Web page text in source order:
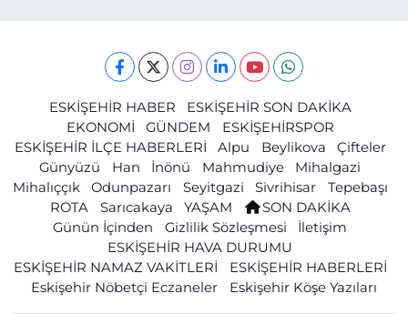
ESKİŞEHİR HABER
ESKİŞEHİR SON DAKİKA
EKONOMİ
GÜNDEM
ESKİŞEHİRSPOR
ESKİŞEHİR İLÇE HABERLERİ
Alpu Beylikova
Çifteler
Günyüzü
Han İnönü Mahmudiye
Mihalgazi
Mihalıççık
Odunpazarı Seyitgazi Sivrihisar
Tepebaşı
ROTA
Sarıcakaya YAŞAM
SON DAKİKA
Günün İçinden
Gizlilik Sözleşmesi
İletişim
ESKİŞEHİR HAVA DURUMU
ESKİŞEHİR NAMAZ VAKİTLERİ
ESKİŞEHİR HABERLERİ
Eskişehir Nöbetçi Eczaneler
Eskişehir Köşe Yazıları